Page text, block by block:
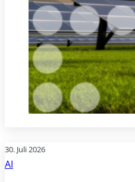
30. Juli 2026
AI